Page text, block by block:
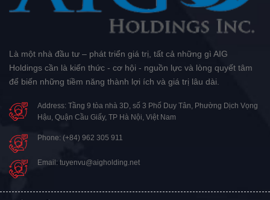
Là một nhà đầu tư – phát triển giá trị, tất cả những gì AIG
Holdings cần là kiến thức - cơ hội - nguồn lực và lòng quyết tâm
để biến những tiềm năng thành lợi ích và giá trị lâu dài.
Address: Tầng 9 tòa nhà 3D, số 3 Phố Duy Tân, Phường Dịch Vọng
Hậu, Quận Cầu Giấy, TP Hà Nội, Việt Nam
Phone: (+84) 962 305 911
Email: tuyenvu@aigholding.net